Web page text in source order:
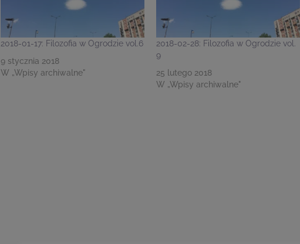
2018-01-17: Filozofia w Ogrodzie vol.6
9 stycznia 2018
W „Wpisy archiwalne"
2018-02-28: Filozofia w Ogrodzie vol.
9
25 lutego 2018
W „Wpisy archiwalne"